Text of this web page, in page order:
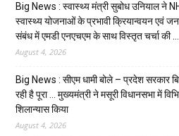
Big News : स्वास्थ्य मंत्री सुबोध उनियाल ने
स्वास्थ्य योजनाओं के प्रभावी क्रियान्वयन एवं
संबंध में एमडी एनएचएम के साथ विस्तृत चर्चा की …
August 4, 2026
Big News : सीएम धामी बोले – प्रदेश सरकार
रही है पूरा … मुख्यमंत्री ने मसूरी विधानसभा में
शिलान्यास किया
August 4, 2026